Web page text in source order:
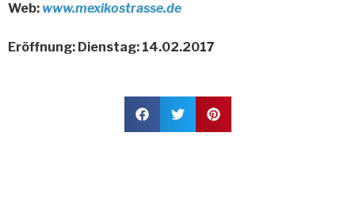
Web: www.mexikostrasse.de
Eröffnung: Dienstag: 14.02.2017